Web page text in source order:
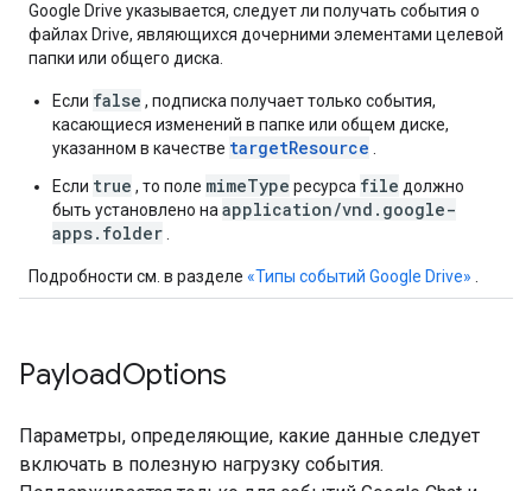
Google Drive указывается, следует ли получать события о
файлах Drive, являющихся дочерними элементами целевой
папки или общего диска.
Если false , подписка получает только события,
касающиеся изменений в папке или общем диске,
указанном в качестве targetResource
Если true , то поле mimeType ресурса file должно
быть установлено на application/vnd.google-
apps.folder
Подробности см. в разделе «Типы событий Google Drive»
PayloadOptions
Параметры, определяющие, какие данные следует
включать в полезную нагрузку события.